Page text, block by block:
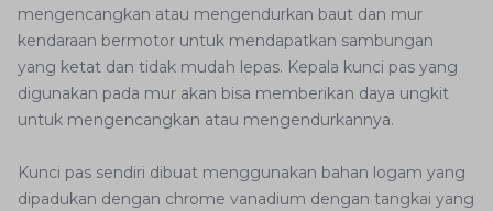
mengencangkan atau mengendurkan baut dan mur
kendaraan bermotor untuk mendapatkan sambungan
yang ketat dan tidak mudah lepas. Kepala kunci pas yang
digunakan pada mur akan bisa memberikan daya ungkit
untuk mengencangkan atau mengendurkannya.
Kunci pas sendiri dibuat menggunakan bahan logam yang
dipadukan dengan chrome vanadium dengan tangkai yang